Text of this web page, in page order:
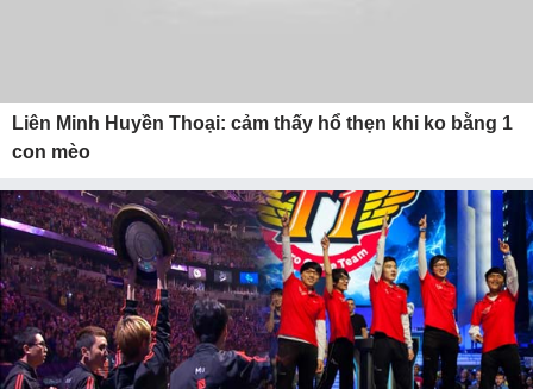
Liên Minh Huyền Thoại: cảm thấy hổ thẹn khi ko bằng 1
con mèo